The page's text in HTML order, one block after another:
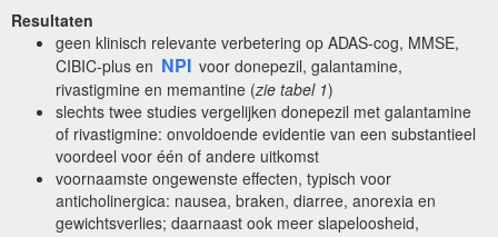
Resultaten
geen klinisch relevante verbetering op ADAS-cog, MMSE,
CIBIC-plus en NPI voor donepezil, galantamine,
rivastigmine en memantine (zie tabel1)
slechts twee studies vergelijken donepezil met galantamine
of rivastigmine: onvoldoende evidentie van een substantieel
voordeel voor één of andere uitkomst
voornaamste ongewenste effecten, typisch voor
anticholinergica: nausea, braken, diarree, anorexia en
gewichtsverlies; daarnaast ook meer slapeloosheid,